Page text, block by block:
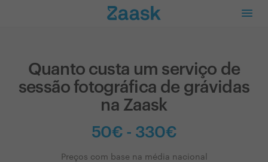
Quanto custa um serviço de
sessão fotográfica de grávidas
na Zaask
50€ - 330€
Preços com base na média nacional